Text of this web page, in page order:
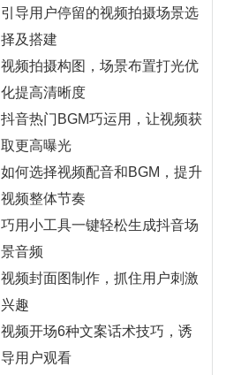
引导用户停留的视频拍摄场景选
择及搭建
视频拍摄构图，场景布置打光优
化提高清晰度
抖音热门BGM巧运用，让视频获
取更高曝光
如何选择视频配音和BGM，提升
视频整体节奏
巧用小工具一键轻松生成抖音场
景音频
视频封面图制作，抓住用户刺激
兴趣
视频开场6种文案话术技巧，诱
导用户观看